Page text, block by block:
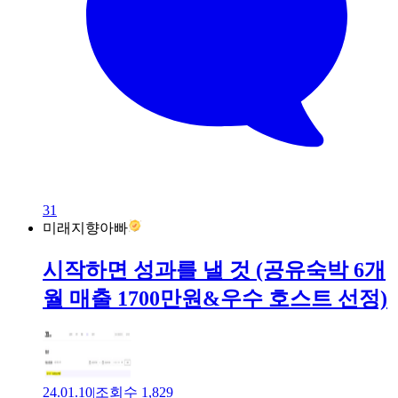
31
미래지향아빠
시작하면 성과를 낼 것 (공유숙박 6개
월 매출 1700만원&우수 호스트 선정)
24.01.10|조회수 1,829